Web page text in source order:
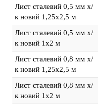
Лист сталевий 0,5 мм х/
к новий 1,25х2,5 м
Лист сталевий 0,5 мм х/
к новий 1х2 м
Лист сталевий 0,8 мм х/
к новий 1,25х2,5 м
Лист сталевий 0,8 мм х/
к новий 1х2 м